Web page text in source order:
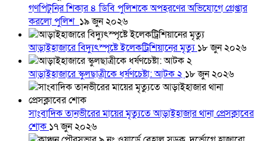
গণপিটুনির শিকার ৪ ডিবি পুলিশকে অপহরণের অভিযোগে গ্রেপ্তার
করলো পুলিশ ১৯ জুন ২০২৬
আড়াইহাজারে বিদ্যুৎস্পৃষ্টে ইলেকট্রিশিয়ানের মৃত্যু১৮ জুন ২০২৬
আড়াইহাজারে স্কুলছাত্রীকে ধর্ষণচেষ্টা: আটক ২ ১৮ জুন ২০২৬
সাংবাদিক তানভীরের মায়ের মৃত্যুতে আড়াইহাজার থানা প্রেসক্লাবের
শোক ১৭ জুন ২০২৬